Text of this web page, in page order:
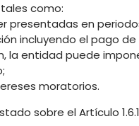
como:
presentadas en
incluyendo el pago
la entidad puede
moratorios.
sobre el Artículo